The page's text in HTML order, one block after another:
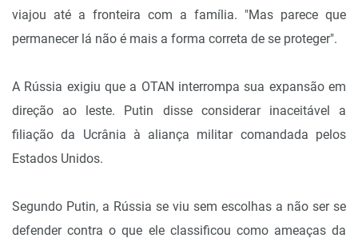
viajou até a fronteira com a família. "Mas parece que
permanecer lá não é mais a forma correta de se proteger".
A Rússia exigiu que a OTAN interrompa sua expansão em
direção ao leste. Putin disse considerar inaceitável a
filiação da Ucrânia à aliança militar comandada pelos
Estados Unidos.
Segundo Putin, a Rússia se viu sem escolhas a não ser se
defender contra o que ele classificou como ameaças da